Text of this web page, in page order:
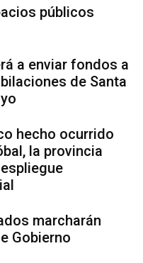
públicos
a enviar fondos a
de Santa
hecho ocurrido
la provincia
marcharán
Gobierno